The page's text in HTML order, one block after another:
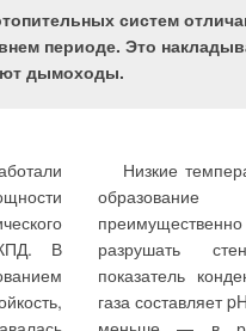
систем
периоде. Это
дымоходы.
КПД. В
Низкие
образование
разрушать
показатель
газа составляет
3000 л
одного
с
и
Чтобы цены
более 900
домовладений в
млрд* .
устанавливается
в 6,6 %,
Очевидно, что
средство